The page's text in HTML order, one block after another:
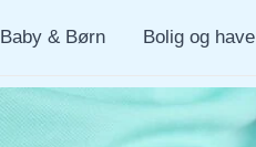
Baby & Børn Bolig og have